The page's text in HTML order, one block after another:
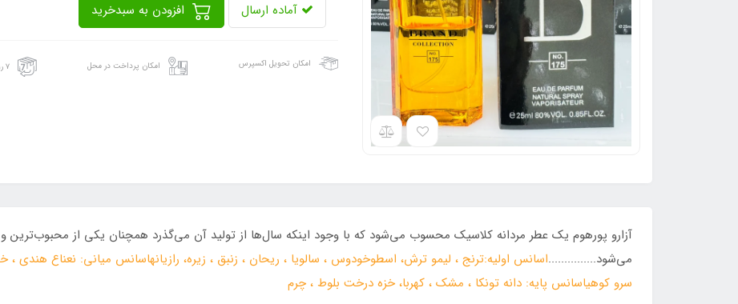
آماده ارسال
امکان تحویل اکسپرس امکان پرداخت در محل ۷ روز ضمانت بازگشت
آزارو پورهوم یک عطر مردانه کلاسیک محسوب می‌شود که با وجود اینکه سال‌ها از تولید آن می‌گذرد همچنان یکی از
می‌شود...............اسانس اولیه:ترنج ، لیمو ترش، اسطوخودوس ، سالویا ، ریحان ، زنبق ، زیره، رازیانهاسانس میانی: نعناع
سرو کوهیاسانس پایه: دانه تونکا ، مشک ، کهربا، خزه درخت بلوط ، چرم